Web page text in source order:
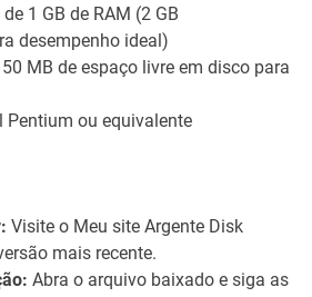
1 GB de RAM (2 GB
desempenho ideal)
50 MB de espaço livre em disco para
Pentium ou equivalente
Visite o Meu site Argente Disk
mais recente.
Abra o arquivo baixado e siga as